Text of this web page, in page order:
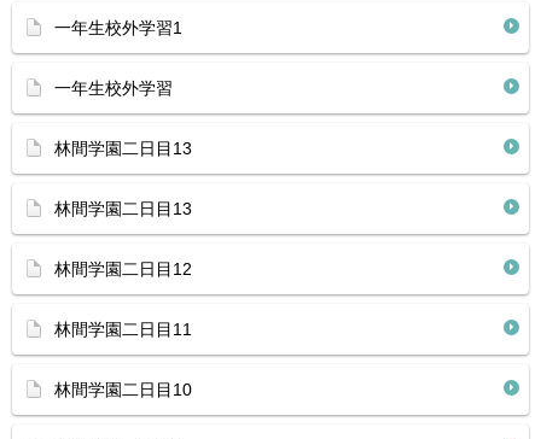
一年生校外学習1
一年生校外学習
林間学園二日目13
林間学園二日目13
林間学園二日目12
林間学園二日目11
林間学園二日目10